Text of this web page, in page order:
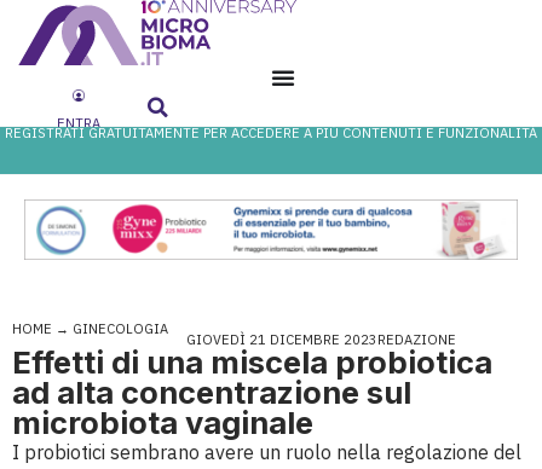
ENTRA
REGISTRATI GRATUITAMENTE PER ACCEDERE A PIÙ CONTENUTI E FUNZIONALITÀ
HOME → GINECOLOGIA
GIOVEDÌ 21 DICEMBRE 2023 REDAZIONE
Effetti di una miscela probiotica
ad alta concentrazione sul
microbiota vaginale
I probiotici sembrano avere un ruolo nella regolazione del